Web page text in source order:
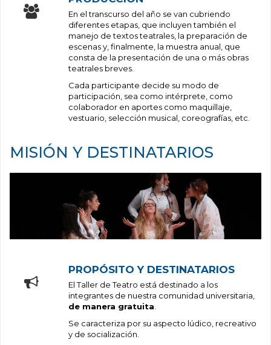
En el transcurso del año se van cubriendo
diferentes etapas, que incluyen también el
manejo de textos teatrales, la preparación de
escenas y, finalmente, la muestra anual, que
consta de la presentación de una o más obras
teatrales breves.
Cada participante decide su modo de
participación, sea como intérprete, como
colaborador en aportes como maquillaje,
vestuario, selección musical, coreografías, etc.
MISIÓN Y DESTINATARIOS
PROPÓSITO Y DESTINATARIOS
El Taller de Teatro está destinado a los
integrantes de nuestra comunidad universitaria,
de manera gratuita
Se caracteriza por su aspecto lúdico, recreativo
y de socialización.